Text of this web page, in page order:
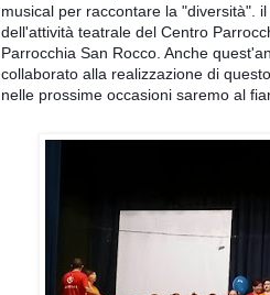
musical per raccontare la "diversità".
dell'attività teatrale del Centro
Parrocchia San Rocco. Anche
collaborato alla realizzazione di
nelle prossime occasioni saremo al